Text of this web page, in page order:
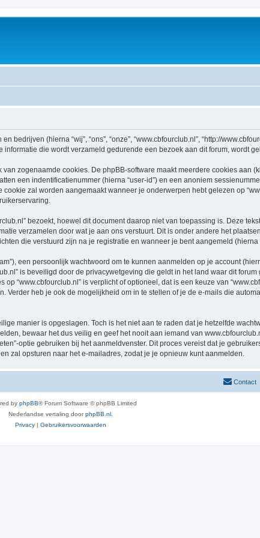
(hierna “wij”, “ons”, “onze”, “www.cbfourclub.nl”, “http://
informatie die wordt verzameld gedurende een bezoek aan dit forum, wordt
zogenaamde cookies. De phpBB-software maakt meerdere cookies aan
een indentificatienummer (hierna “user-id”) en een anoniem
zal worden aangemaakt wanneer je onderwerpen hebt gelezen op
bezoekt, hoewel dit document daarop niet van toepassing is. Deze
verzamelen door wat je aan ons verstuurt. Dit is onder andere het
die verstuurd zijn na je registratie en wanneer je bent aangemeld (hierna
een persoonlijk wachtwoord om te kunnen aanmelden op je account
is beveiligd door de privacywetgeving die geldt in het land waar dit
“www.cbfourclub.nl” is verplicht of optioneel, dat is een keuze van
heb je ook de mogelijkheid om in te stellen of je de e-mails die
manier is opgeslagen. Toch is het niet aan te raden dat je hetzelfde
bewaar het dus veilig en geef het nooit aan iemand van
optie gebruiken bij het aanmeldvenster. Dit proces vereist dat je
zal opsturen naar het e-mailadres, zodat je je opnieuw kunt aanmelden.
Contact
by phpBB® Forum Software © phpBB Limited
Nederlandse vertaling doorphpBB.nl
Privacy | Gebruikersvoorwaarden